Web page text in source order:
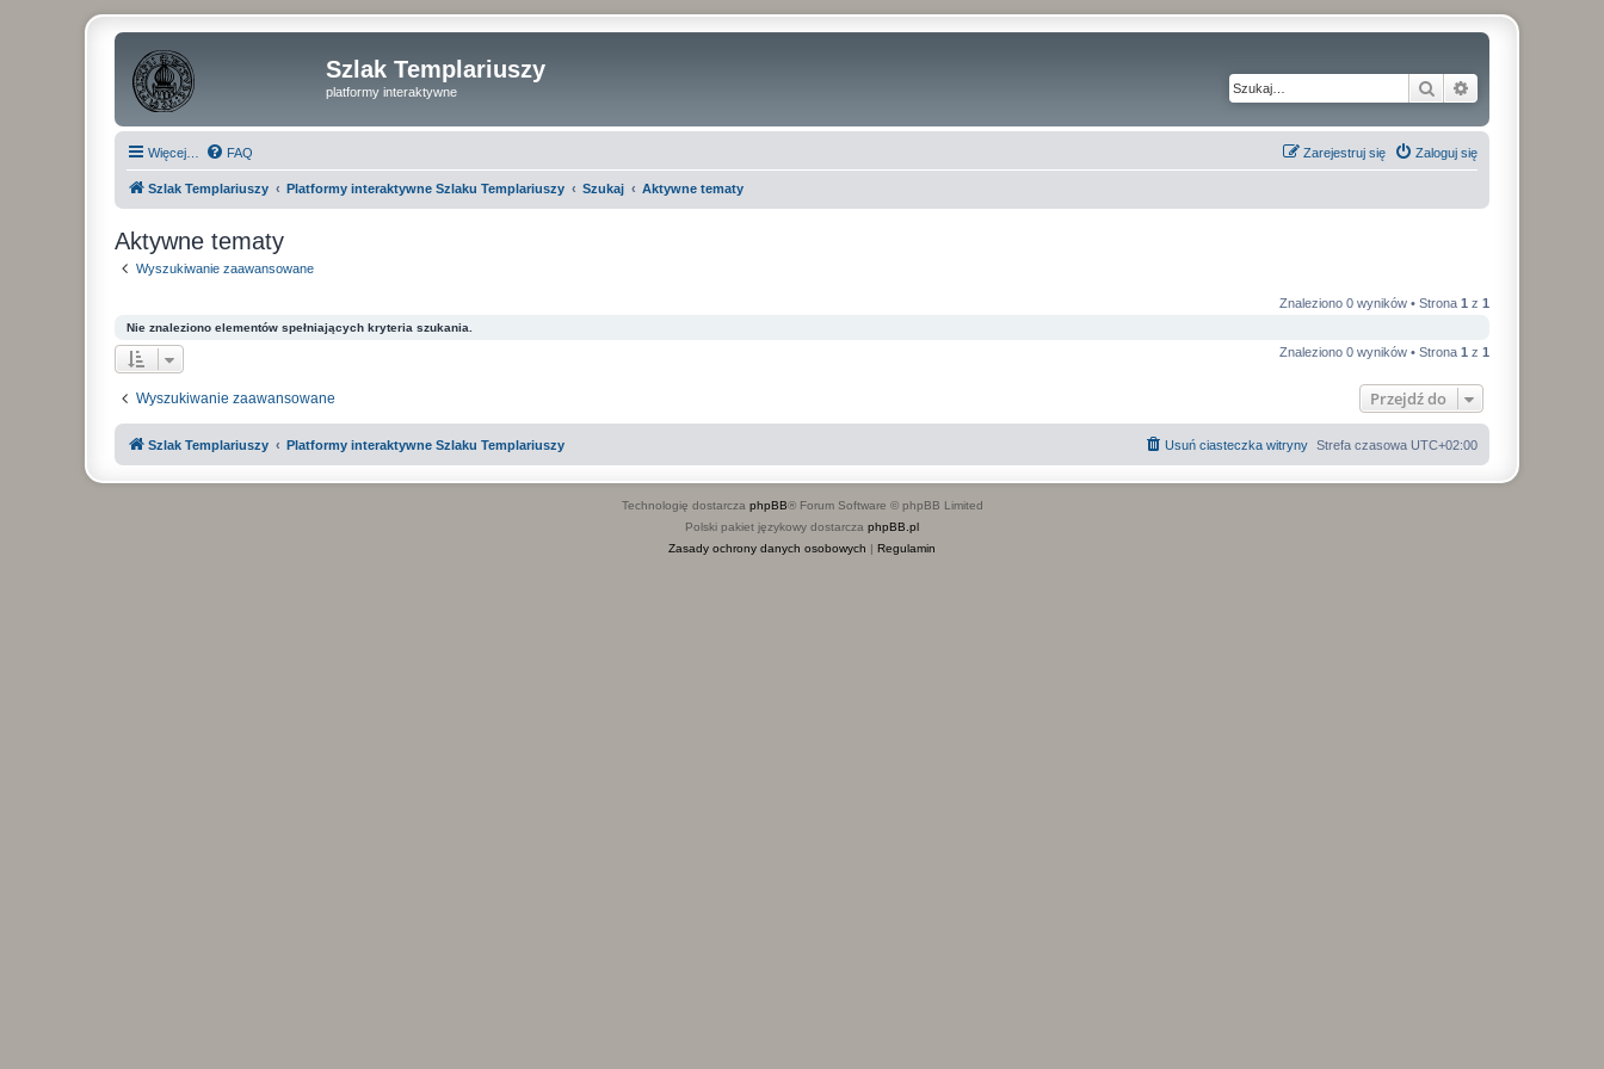
Szlak Templariuszy
platformy interaktywne Szukaj
Więcej… FAQ Zaloguj się
Zarejestruj się
Szlak Templariuszy Platformy interaktywne Szlaku Templariuszy Szukaj Aktywne tematy
Aktywne tematy
Wyszukiwanie zaawansowane
Znaleziono 0 wyników • Strona 1 z 1
Nie znaleziono elementów spełniających kryteria szukania.
Znaleziono 0 wyników • Strona 1 z 1
Wyszukiwanie zaawansowane Przejdź do
Szlak Templariuszy Platformy interaktywne Szlaku Templariuszy Strefa czasowa UTC+02:00
Usuń ciasteczka witryny
Technologię dostarcza phpBB® Forum Software © phpBB Limited
Polski pakiet językowy dostarcza phpBB.pl
Zasady ochrony danych osobowych | Regulamin